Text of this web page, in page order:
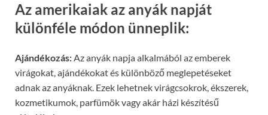
Az amerikaiak az anyák napját
különféle módon ünneplik:
Ajándékozás:Az anyák napja alkalmából az emberek
virágokat, ajándékokat és különböző meglepetéseket
adnak az anyáknak. Ezek lehetnek virágcsokrok, ékszerek,
kozmetikumok, parfümök vagy akár házi készítésű